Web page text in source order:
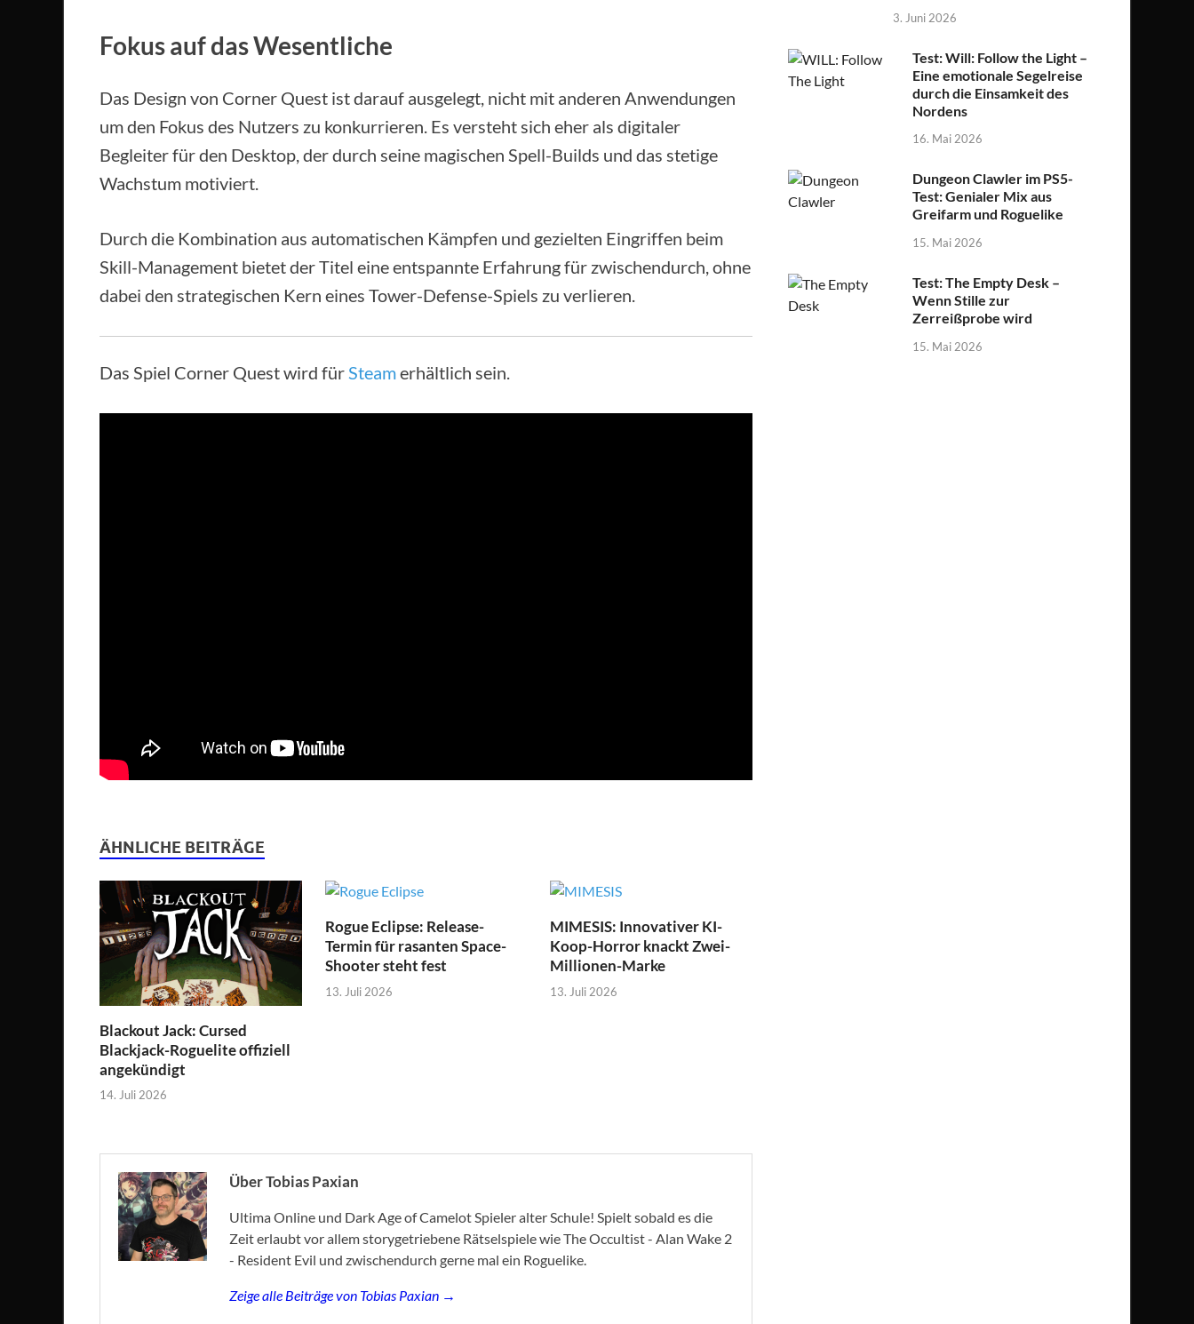
Fokus auf das Wesentliche
Das Design von Corner Quest ist darauf ausgelegt, nicht mit anderen Anwendungen
um den Fokus des Nutzers zu konkurrieren. Es versteht sich eher als digitaler
Begleiter für den Desktop, der durch seine magischen Spell-Builds und das stetige
Wachstum motiviert.
Durch die Kombination aus automatischen Kämpfen und gezielten Eingriffen beim
Skill-Management bietet der Titel eine entspannte Erfahrung für zwischendurch, ohne
dabei den strategischen Kern eines Tower-Defense-Spiels zu verlieren.
Das Spiel Corner Quest wird für Steamerhältlich sein.
ÄHNLICHE BEITRÄGE
Blackout Jack: Cursed
Blackjack-Roguelite offiziell
angekündigt
14. Juli 2026
Rogue Eclipse: Release-
Termin für rasanten Space-
Shooter steht fest
13. Juli 2026
MIMESIS: Innovativer KI-
Koop-Horror knackt Zwei-
Millionen-Marke
13. Juli 2026
Über Tobias Paxian
Ultima Online und Dark Age of Camelot Spieler alter Schule! Spielt sobald es die
Zeit erlaubt vor allem storygetriebene Rätselspiele wie The Occultist - Alan Wake 2
- Resident Evil und zwischendurch gerne mal ein Roguelike.
Zeige alle Beiträge von Tobias Paxian →
3. Juni 2026
Test: Will: Follow the Light –
Eine emotionale Segelreise
durch die Einsamkeit des
Nordens
16. Mai 2026
Dungeon Clawler im PS5-
Test: Genialer Mix aus
Greifarm und Roguelike
15. Mai 2026
Test: The Empty Desk –
Wenn Stille zur
Zerreißprobe wird
15. Mai 2026